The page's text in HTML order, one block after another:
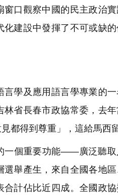
口觀察中國的民主政治
建設中發揮了不可或缺
學及應用語言學專業的
省長春市政協常委，去
都得到尊重」，這給馬西
個重要功能——廣泛聽取
舉產生，來自全國各地
計佔比近四成。全國政